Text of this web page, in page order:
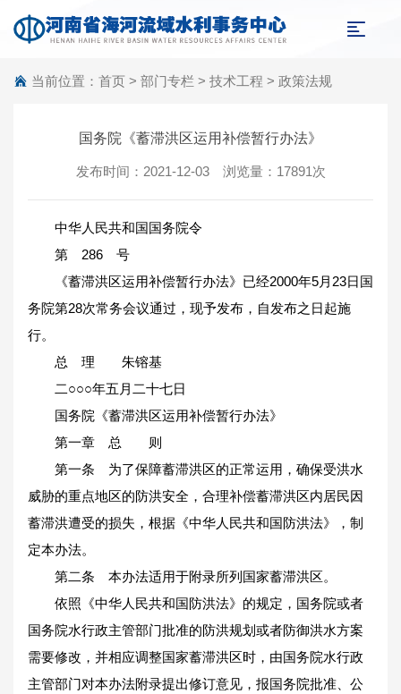
当前位置： 首页 > 部门专栏 > 技术工程 > 政策法规
国务院《蓄滞洪区运用补偿暂行办法》
发布时间：2021-12-03 浏览量：17891次
中华人民共和国国务院令
第 286 号
《蓄滞洪区运用补偿暂行办法》已经2000年5月23日国
务院第28次常务会议通过，现予发布，自发布之日起施
行。
总 理 朱镕基
二○○○年五月二十七日
国务院《蓄滞洪区运用补偿暂行办法》
第一章 总 则
第一条 为了保障蓄滞洪区的正常运用，确保受洪水
威胁的重点地区的防洪安全，合理补偿蓄滞洪区内居民因
蓄滞洪遭受的损失，根据《中华人民共和国防洪法》，制
定本办法。
第二条 本办法适用于附录所列国家蓄滞洪区。
依照《中华人民共和国防洪法》的规定，国务院或者
国务院水行政主管部门批准的防洪规划或者防御洪水方案
需要修改，并相应调整国家蓄滞洪区时，由国务院水行政
主管部门对本办法附录提出修订意见，报国务院批准、公